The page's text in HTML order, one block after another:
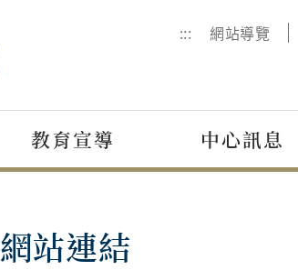
::: 網站導覽
教育宣導 中心訊息
網站連結